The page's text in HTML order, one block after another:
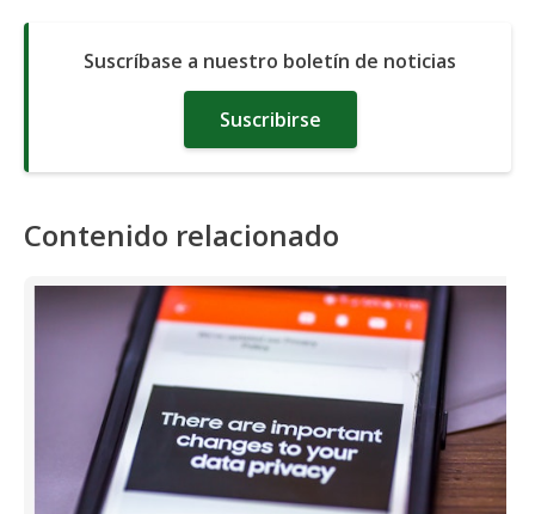
Suscríbase a nuestro boletín de noticias
Suscribirse
Contenido relacionado